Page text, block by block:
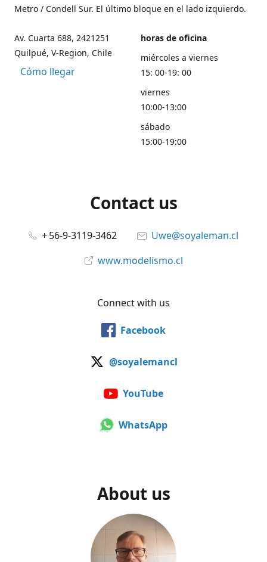
Metro / Condell Sur. El último bloque en el lado izquierdo.
Av. Cuarta 688, 2421251
Quilpué, V-Region, Chile
Cómo llegar
horas de oficina
miércoles a viernes
15: 00-19: 00
viernes
10:00-13:00
sábado
15:00-19:00
Contact us
+ 56-9-3119-3462
Uwe@soyaleman.cl
www.modelismo.cl
Connect with us
Facebook
@soyalemancl
YouTube
WhatsApp
About us